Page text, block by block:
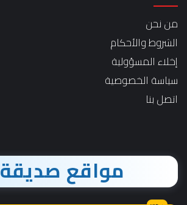
من نحن
الشروط والأحكام
إخلاء المسؤولية
سياسة الخصوصية
اتصل بنا
مواقع صديقة